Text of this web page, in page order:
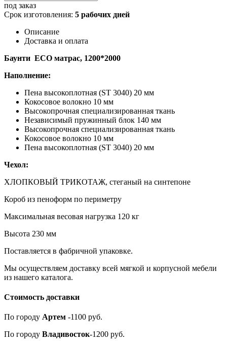
под заказ
Срок изготовления: 5 рабочих дней
Описание
Доставка и оплата
Баунти ECO матрас, 1200*2000
Наполнение:
Пена высокоплотная (ST 3040) 20 мм
Кокосовое волокно 10 мм
Высокопрочная специализированная ткань
Независимый пружинный блок 140 мм
Высокопрочная специализированная ткань
Кокосовое волокно 10 мм
Пена высокоплотная (ST 3040) 20 мм
Чехол:
ХЛОПКОВЫЙ ТРИКОТАЖ, стеганый на синтепоне
Короб из пеноформ по периметру
Максимальная весовая нагрузка 120 кг
Высота 230 мм
Поставляется в фабричной упаковке.
Мы осуществляем доставку всей мягкой и корпусной мебели
из нашего каталога.
Стоимость доставки
По городу Артем -1100 руб.
По городу Владивосток-1200 руб.